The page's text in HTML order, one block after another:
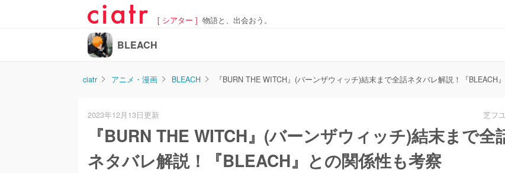
[ シアター ] 物語と、出会おう。
BLEACH
ciatr アニメ・漫画 BLEACH 『BURN THE WITCH』(バーンザウィッチ)結末まで全話ネタバレ解説！『BLEACH
2023年12月13日更新 芝フ
『BURN THE WITCH』(バーンザウィッチ)結末まで全
ネタバレ解説！『BLEACH』との関係性も考察